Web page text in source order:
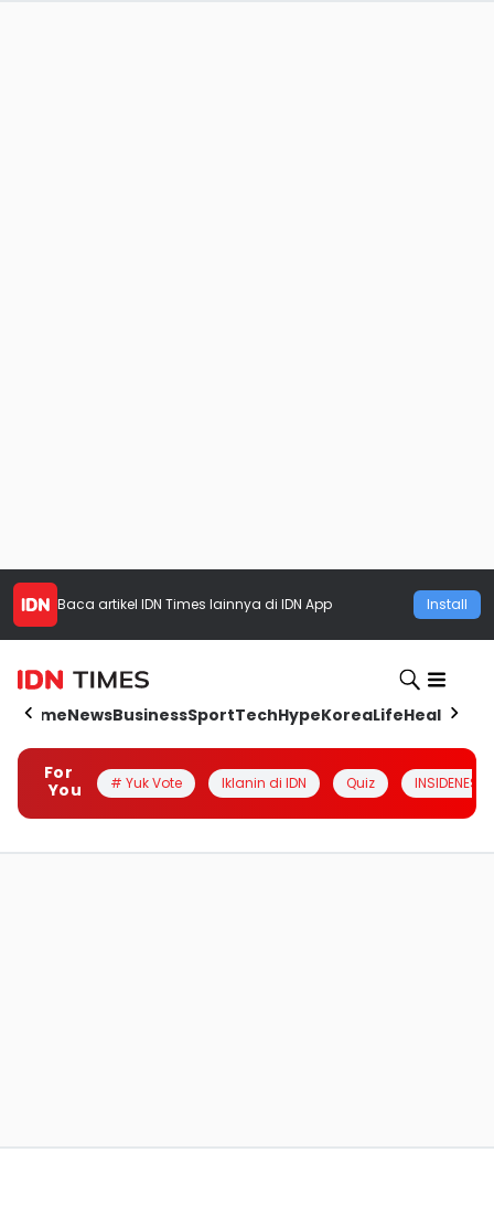
Baca artikel IDN Times lainnya di IDN App Install
HomeNewsBusinessSportTechHypeKoreaLifeHealth
For
You
# Yuk Vote Iklanin di IDN Quiz INSIDENESIA